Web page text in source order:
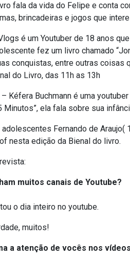
fala da vida do Felipe e conta
brincadeiras e jogos que
é um Youtuber de 18 anos
fez um livro chamado
conquistas, entre outras coisas
do Livro, das 11h as 13h
– Kéfera Buchmann é uma
Minutos”, ela fala sobre sua
Fernando de
nesta edição da Bienal do livro.
muitos canais de Youtube?
o dia inteiro no youtube.
muitos!
a atenção de vocês nos